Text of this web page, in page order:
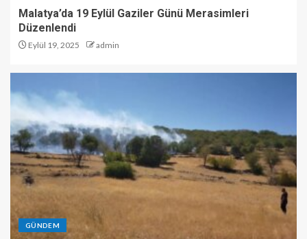
Malatya’da 19 Eylül Gaziler Günü Merasimleri
Düzenlendi
Eylül 19, 2025 admin
GÜNDEM